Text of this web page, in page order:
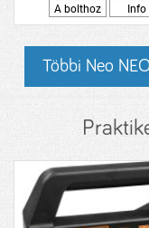
A bolthoz
Info
Többi Neo